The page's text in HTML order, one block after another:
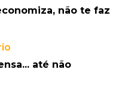
não te faz
até não